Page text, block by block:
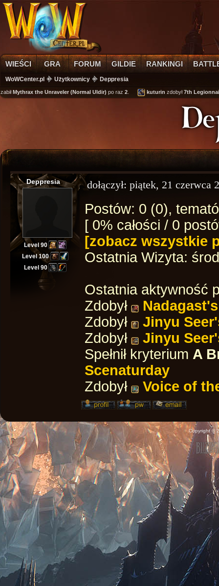
WIEŚCI GRA FORUM GILDIE RANKINGI
WoWCenter.pl Użytkownicy Deppresia
Mythrax the Unraveler (Normal Uldir)po raz2 . kuturinzdobył7th
Deppresia
Level 90
Level 100
Level 90
dołączył: piątek, 21 czerwca
Postów: 0 (0),
[ 0% całości / 0
[zobacz wszystkie
Ostatnia Wizyta:
Ostatnia aktywność
Zdobył
Zdobył
Jinyu
Zdobył
Jinyu
Spełnił kryterium A
Scenaturday
Zdobył
Voice of
Copyright ©